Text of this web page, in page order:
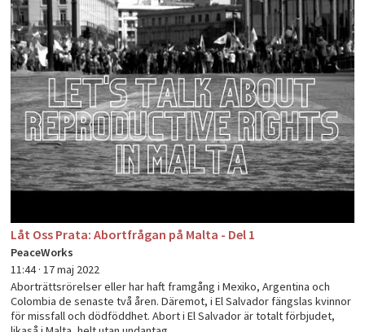
Låt Oss Prata: Abortfrågan på Malta - Del 1
PeaceWorks
11:44 ·17 maj 2022
Aborträttsrörelser eller har haft framgång i Mexiko, Argentina och
Colombia de senaste två åren. Däremot, i El Salvador fängslas kvinnor
för missfall och dödföddhet. Abort i El Salvador är totalt förbjudet,